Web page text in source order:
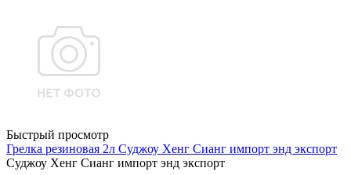
Быстрый просмотр
Грелка резиновая 2л Суджоу Хенг Сианг импорт энд экспорт
Суджоу Хенг Сианг импорт энд экспорт